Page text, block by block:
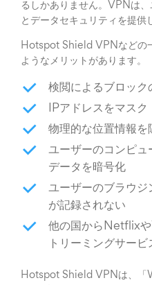
るしかありません。VPNは
とデータセキュリティを提供
Hotspot Shield VPNなどの
ようなメリットがあります。
検閲によるブロック
IPアドレスをマスク
物理的な位置情報を
ユーザーのコンピ
データを暗号化
ユーザーのブラウジ
が記録されない
他の国からNetflix
トリーミングサービ
Hotspot Shield VPNは、「